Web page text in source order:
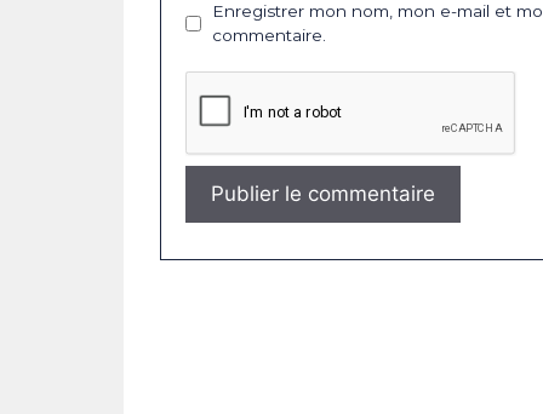
Enregistrer mon nom, mon e-mail et
commentaire.